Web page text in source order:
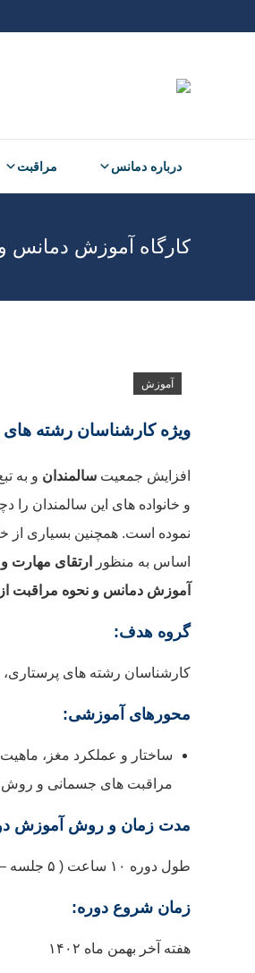
درباره دمانس مراقبت
کارگاه آموزش دمانس و
آموزش
ویژه کارشناسان رشته
افزایش جمعیت سالمندان و به
و خانواده های این سالمندان
نموده است. همچنین بسیاری از
اساس به منظور
ارتقای مهارت
آموزش دمانس و نحوه مراقبت از
گروه هدف:
کارشناسان رشته های
محورهای آموزشی:
ساختار و عملکرد مغز،
مراقبت های جسمانی و روش
مدت زمان و روش آموزش
طول دوره ۱۰ ساعت ( ۵ جلسه – شنبه تا چهارشنبه از ساعت ۱۸ الی ۲۰) و به صورت مجازی می باشد.
زمان شروع دوره:
هفته آخر بهمن ماه ۱۴۰۲